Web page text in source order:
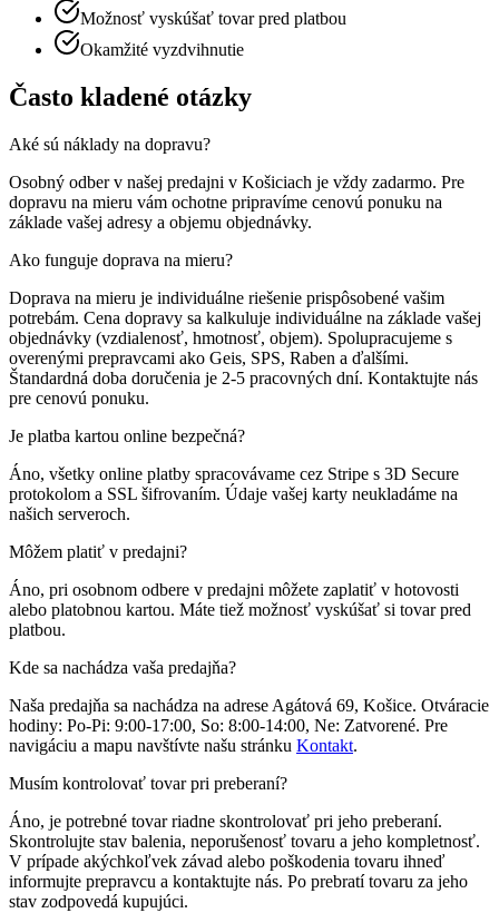
Možnosť vyskúšať tovar pred platbou
Okamžité vyzdvihnutie
Často kladené otázky
Aké sú náklady na dopravu?
Osobný odber v našej predajni v Košiciach je vždy zadarmo. Pre
dopravu na mieru vám ochotne pripravíme cenovú ponuku na
základe vašej adresy a objemu objednávky.
Ako funguje doprava na mieru?
Doprava na mieru je individuálne riešenie prispôsobené vašim
potrebám. Cena dopravy sa kalkuluje individuálne na základe vašej
objednávky (vzdialenosť, hmotnosť, objem). Spolupracujeme s
overenými prepravcami ako Geis, SPS, Raben a ďalšími.
Štandardná doba doručenia je 2-5 pracovných dní. Kontaktujte nás
pre cenovú ponuku.
Je platba kartou online bezpečná?
Áno, všetky online platby spracovávame cez Stripe s 3D Secure
protokolom a SSL šifrovaním. Údaje vašej karty neukladáme na
našich serveroch.
Môžem platiť v predajni?
Áno, pri osobnom odbere v predajni môžete zaplatiť v hotovosti
alebo platobnou kartou. Máte tiež možnosť vyskúšať si tovar pred
platbou.
Kde sa nachádza vaša predajňa?
Naša predajňa sa nachádza na adrese Agátová 69, Košice. Otváracie
hodiny: Po-Pi: 9:00-17:00, So: 8:00-14:00, Ne: Zatvorené. Pre
navigáciu a mapu navštívte našu stránku Kontakt.
Musím kontrolovať tovar pri preberaní?
Áno, je potrebné tovar riadne skontrolovať pri jeho preberaní.
Skontrolujte stav balenia, neporušenosť tovaru a jeho kompletnosť.
V prípade akýchkoľvek závad alebo poškodenia tovaru ihneď
informujte prepravcu a kontaktujte nás. Po prebratí tovaru za jeho
stav zodpovedá kupujúci.